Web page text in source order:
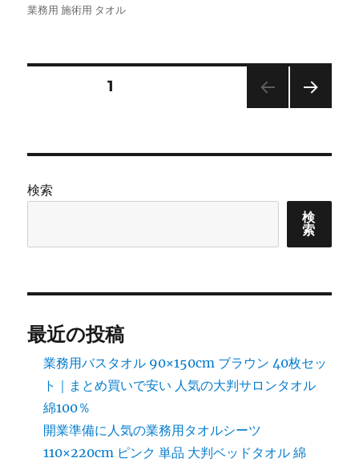
稿
テ
業務用 施術用 タオル
の
ペ
ー
送
り
固定ページ1
検索
検
索
最近の投稿
業務用バスタオル 90×150cm ブラウン 40枚セッ
ト｜まとめ買いで安い 人気の大判サロンタオル
綿100％
開業準備に人気の業務用タオルシーツ
110×220cm ピンク 単品 大判ベッドタオル 綿